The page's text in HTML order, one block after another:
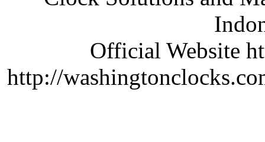
Official Website
http://